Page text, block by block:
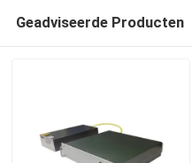
Geadviseerde Producten